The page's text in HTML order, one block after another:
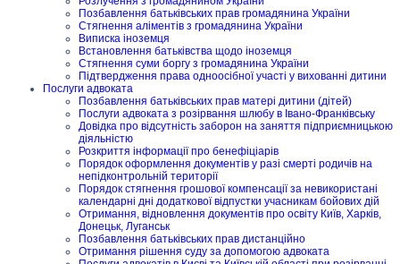
Позбавлення батьківських прав громадянина України
Стягнення аліментів з громадянина України
Виписка іноземця
Встановлення батьківства щодо іноземця
Стягнення суми боргу з громадянина України
Підтвердження права одноосібної участі у вихованні дитини
Послуги адвоката
Позбавлення батьківських прав матері дитини (дітей)
Послуги адвоката з розірвання шлюбу в Івано-Франківську
Довідка про відсутність заборон на заняття підприємницькою
діяльністю
Розкриття інформації про бенефіціарів
Порядок оформлення документів у разі смерті родичів на
непідконтрольній території
Порядок стягнення грошової компенсації за невикористані
календарні дні додаткової відпустки учасникам бойових дій
Отримання, відновлення документів про освіту Київ, Харків,
Донецьк, Луганськ
Позбавлення батьківських прав дистанційно
Отримання рішення суду за допомогою адвоката